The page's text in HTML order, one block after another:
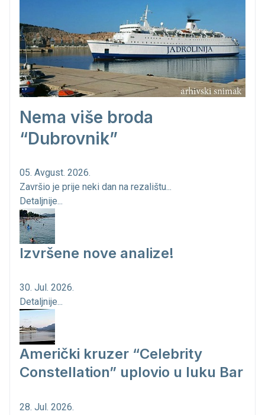
Nema više broda
“Dubrovnik”
05. Avgust. 2026.
Završio je prije neki dan na rezalištu...
Detaljnije...
Izvršene nove analize!
30. Jul. 2026.
Detaljnije...
Američki kruzer “Celebrity
Constellation” uplovio u luku Bar
28. Jul. 2026.